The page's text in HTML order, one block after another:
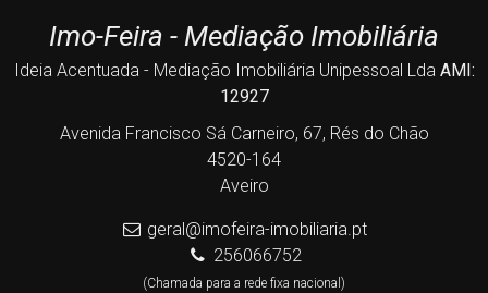
Imo-Feira - Mediação Imobiliária
Ideia Acentuada - Mediação Imobiliária Unipessoal Lda AMI:
12927
Avenida Francisco Sá Carneiro, 67, Rés do Chão
4520-164
Aveiro
geral@imofeira-imobiliaria.pt
256066752
(Chamada para a rede fixa nacional)